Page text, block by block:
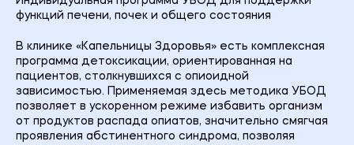
функций печени, почек и общего состояния
В клинике «Капельницы Здоровья» есть комплексная
программа детоксикации, ориентированная на
пациентов, столкнувшихся с опиоидной
зависимостью. Применяемая здесь методика УБОД
позволяет в ускоренном режиме избавить организм
от продуктов распада опиатов, значительно смягчая
проявления абстинентного синдрома, позволяя